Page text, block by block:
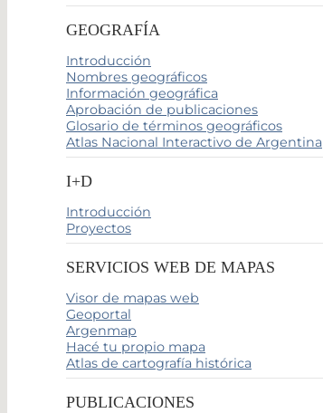
GEOGRAFÍA
Introducción
Nombres geográficos
Información geográfica
Aprobación de publicaciones
Glosario de términos geográficos
Atlas Nacional Interactivo de Argentina
I+D
Introducción
Proyectos
SERVICIOS WEB DE MAPAS
Visor de mapas web
Geoportal
Argenmap
Hacé tu propio mapa
Atlas de cartografía histórica
PUBLICACIONES